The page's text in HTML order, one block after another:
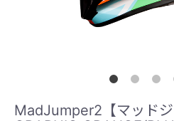
MadJumper2【マッド